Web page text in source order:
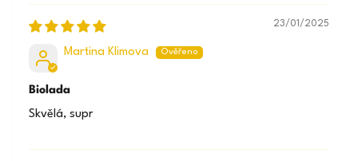
23/01/2025
Martina Klimova
Biolada
Skvělá, supr